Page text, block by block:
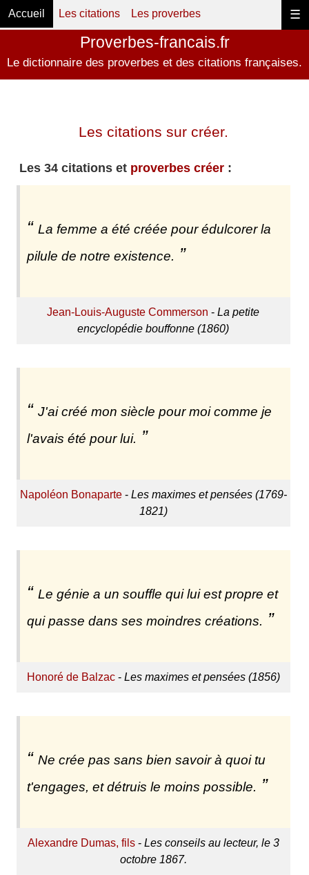
☰
Accueil Les citations Les proverbes
Proverbes-francais.fr
Le dictionnaire des proverbes et des citations françaises.
Les citations sur créer.
Les 34 citations et proverbes créer:
La femme a été créée pour édulcorer la
pilule de notre existence.
Jean-Louis-Auguste Commerson -La petite
encyclopédie bouffonne (1860)
J'ai créé mon siècle pour moi comme je
l'avais été pour lui.
Napoléon Bonaparte- Les maximes et pensées (1769-
1821)
Le génie a un souffle qui lui est propre et
qui passe dans ses moindres créations.
Honoré de Balzac- Les maximes et pensées (1856)
Ne crée pas sans bien savoir à quoi tu
t'engages, et détruis le moins possible.
Alexandre Dumas, fils- Les conseils au lecteur, le 3
octobre 1867.